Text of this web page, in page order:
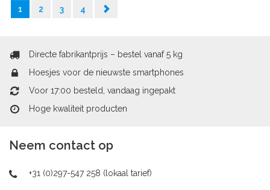
1 2 3 4
Directe fabrikantprijs – bestel vanaf 5 kg
Hoesjes voor de nieuwste smartphones
Voor 17:00 besteld, vandaag ingepakt
Hoge kwaliteit producten
Neem contact op
+31 (0)297-547 258 (lokaal tarief)